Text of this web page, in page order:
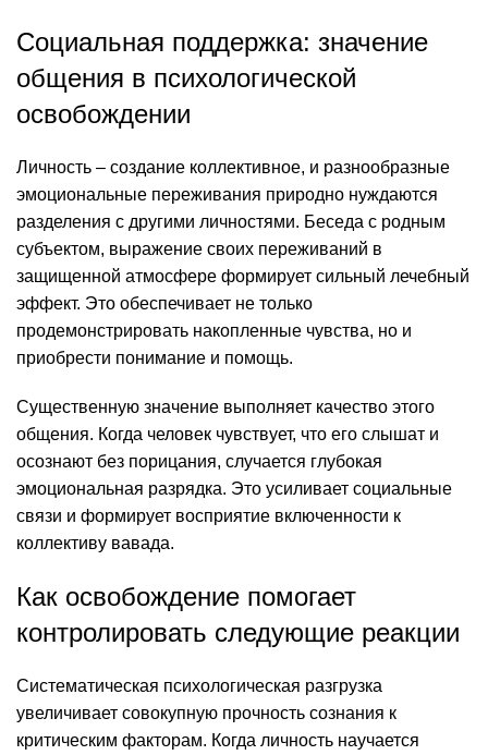
Социальная поддержка: значение
общения в психологической
освобождении
Личность – создание коллективное, и разнообразные
эмоциональные переживания природно нуждаются
разделения с другими личностями. Беседа с родным
субъектом, выражение своих переживаний в
защищенной атмосфере формирует сильный лечебный
эффект. Это обеспечивает не только
продемонстрировать накопленные чувства, но и
приобрести понимание и помощь.
Существенную значение выполняет качество этого
общения. Когда человек чувствует, что его слышат и
осознают без порицания, случается глубокая
эмоциональная разрядка. Это усиливает социальные
связи и формирует восприятие включенности к
коллективу вавада.
Как освобождение помогает
контролировать следующие реакции
Систематическая психологическая разгрузка
увеличивает совокупную прочность сознания к
критическим факторам. Когда личность научается